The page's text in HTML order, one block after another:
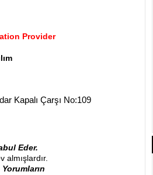
Provider
Kapalı Çarşı No:109
Eder.